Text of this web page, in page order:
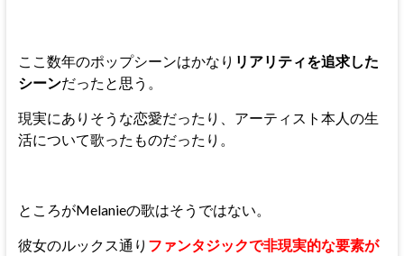
ここ数年のポップシーンはかなり リアリティを追求した
シーンだったと思う。
現実にありそうな恋愛だったり、アーティスト本人の生
活について歌ったものだったり。
ところがMelanieの歌はそうではない。
彼女のルックス通り ファンタジックで非現実的な要素が